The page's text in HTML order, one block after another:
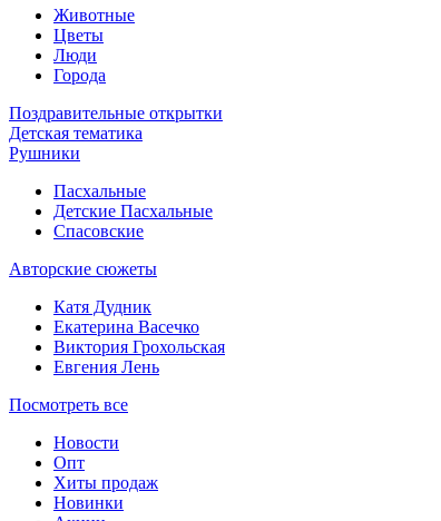
Животные
Цветы
Люди
Города
Поздравительные открытки
Детская тематика
Рушники
Пасхальные
Детские Пасхальные
Спасовские
Авторские сюжеты
Катя Дудник
Екатерина Васечко
Виктория Грохольская
Евгения Лень
Посмотреть все
Новости
Опт
Хиты продаж
Новинки